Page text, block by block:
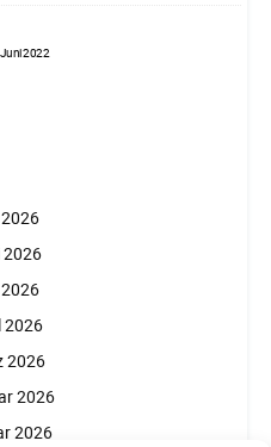
2022
2026
2026
2026
2026